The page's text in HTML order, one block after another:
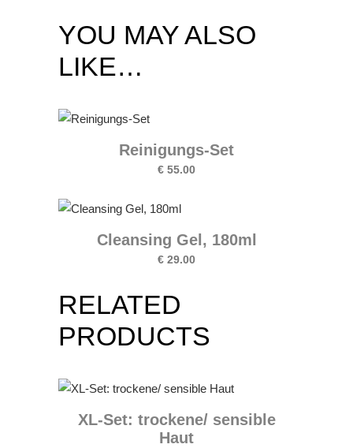
YOU MAY ALSO
LIKE…
Reinigungs-Set
€ 55.00
Cleansing Gel, 180ml
€ 29.00
RELATED
PRODUCTS
XL-Set: trockene/ sensible
Haut